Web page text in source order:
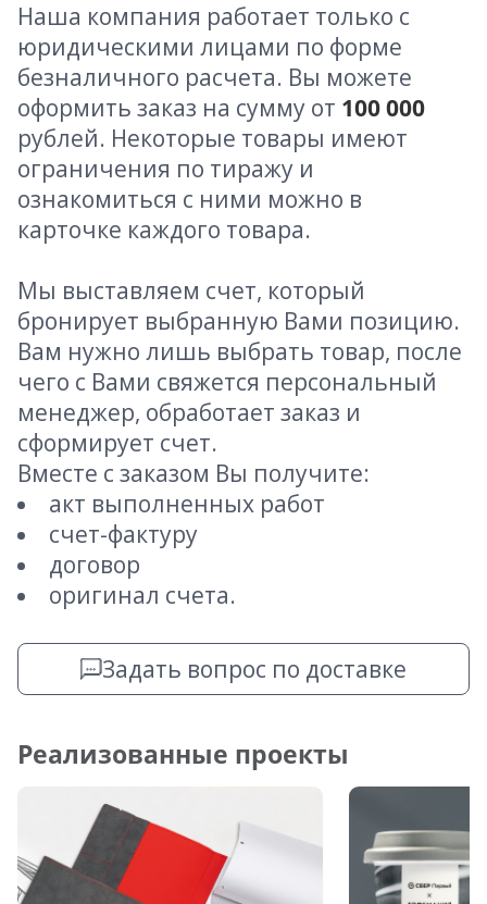
Наша компания работает только с
юридическими лицами по форме
безналичного расчета. Вы можете
оформить заказ на сумму от 100 000
рублей. Некоторые товары имеют
ограничения по тиражу и
ознакомиться с ними можно в
карточке каждого товара.
Мы выставляем счет, который
бронирует выбранную Вами позицию.
Вам нужно лишь выбрать товар, после
чего с Вами свяжется персональный
менеджер, обработает заказ и
сформирует счет.
Вместе с заказом Вы получите:
акт выполненных работ
счет-фактуру
договор
оригинал счета.
Задать вопрос по доставке
Реализованные проекты